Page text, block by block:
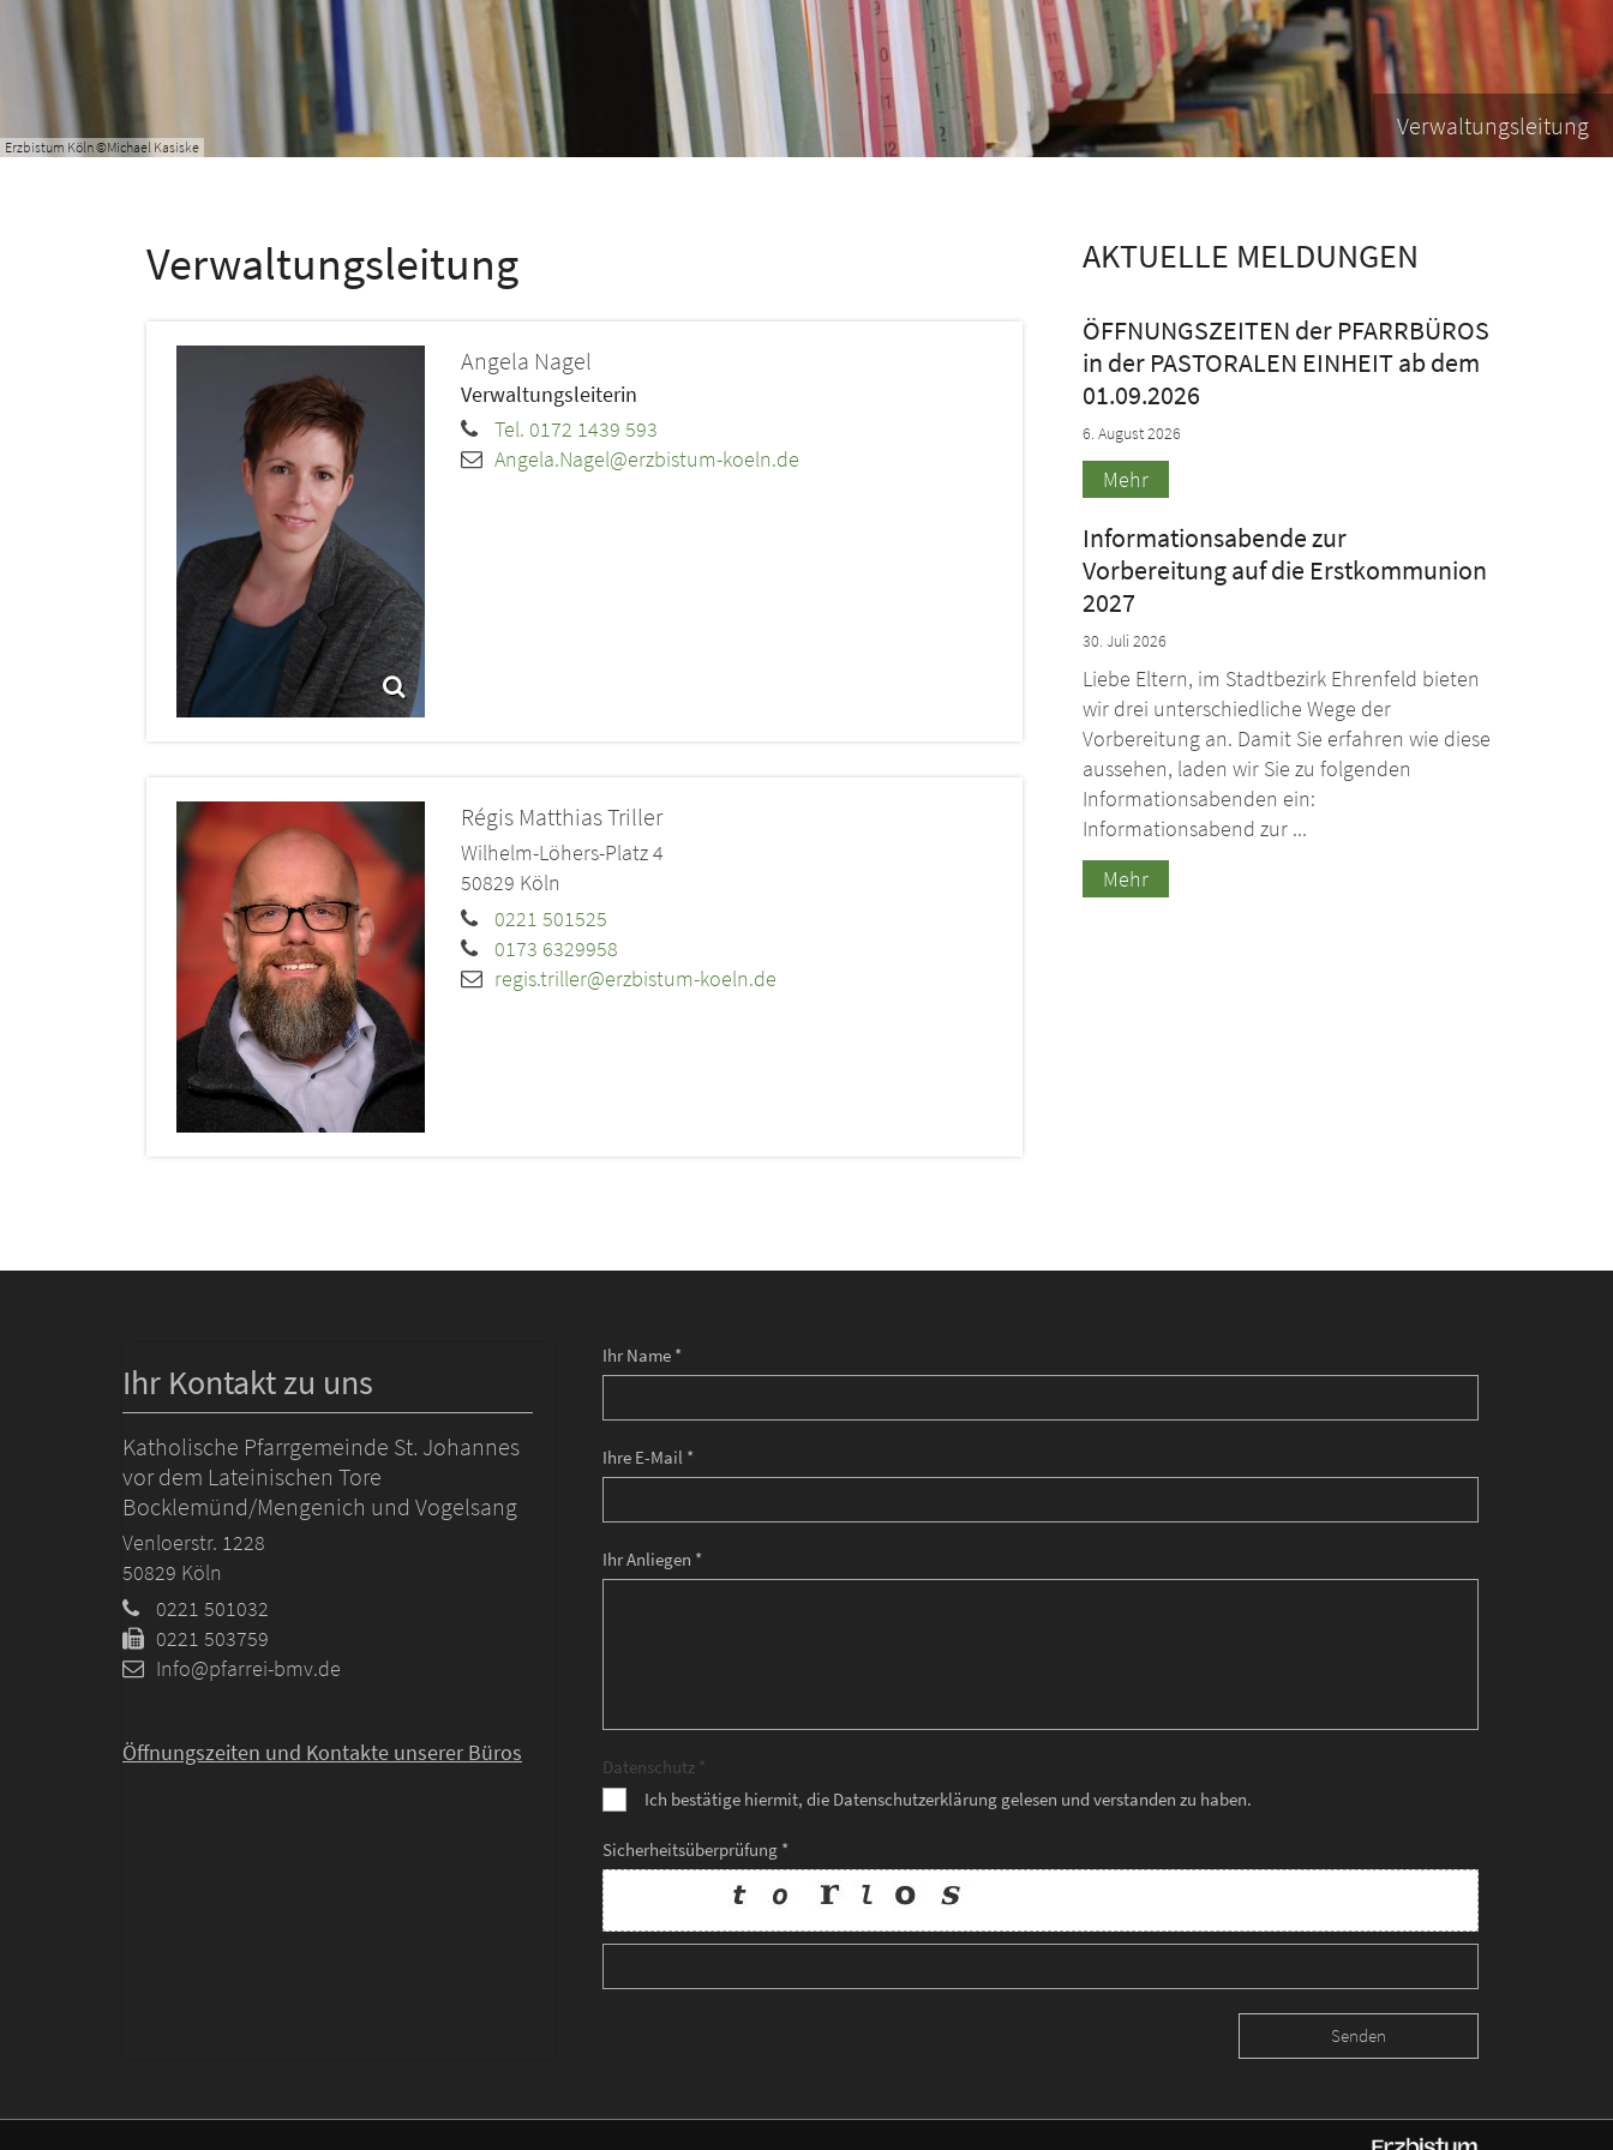
Erzbistum Köln ©Michael Kasiske
Verwaltungsleitung
Verwaltungsleitung
Angela Nagel
Verwaltungsleiterin
Tel. 0172 1439 593
Angela.Nagel@erzbistum-koeln.de
Régis MatthiasTriller
Wilhelm-Löhers-Platz 4
50829 Köln
0221 501525
0173 6329958
regis.triller@erzbistum-koeln.de
AKTUELLE MELDUNGEN
ÖFFNUNGSZEITEN der PFARRBÜROS
in der PASTORALEN EINHEIT ab dem
01.09.2026
6. August 2026
Mehr
Informationsabende zur
Vorbereitung auf die Erstkommunion
2027
30. Juli 2026
Liebe Eltern, im Stadtbezirk Ehrenfeld bieten
wir drei unterschiedliche Wege der
Vorbereitung an. Damit Sie erfahren wie diese
aussehen, laden wir Sie zu folgenden
Informationsabenden ein:
Informationsabend zur ...
Mehr
Ihr Name *
Ihre E-Mail *
Ihr Anliegen *
Datenschutz *
Ich bestätige hiermit, die Datenschutzerklärung gelesen und verstanden zu haben.
Sicherheitsüberprüfung *
Ihr Kontakt zu uns
Katholische Pfarrgemeinde St. Johannes
vor dem Lateinischen Tore
Bocklemünd/Mengenich und Vogelsang
Venloerstr. 1228
50829 Köln
0221 501032
0221 503759
Info@pfarrei-bmv.de
Öffnungszeiten und Kontakte unserer Büros